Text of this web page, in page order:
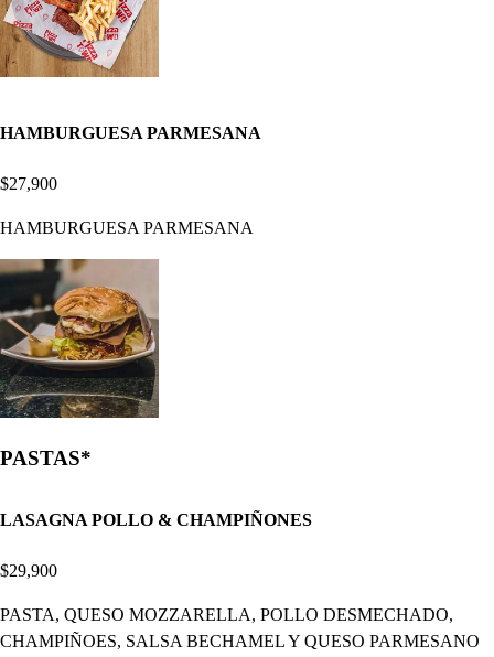
HAMBURGUESA PARMESANA
$27,900
HAMBURGUESA PARMESANA
PASTAS*
LASAGNA POLLO & CHAMPIÑONES
$29,900
PASTA, QUESO MOZZARELLA, POLLO DESMECHADO,
CHAMPIÑOES, SALSA BECHAMEL Y QUESO PARMESANO